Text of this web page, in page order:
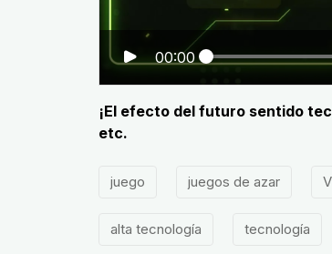
00:00
¡El efecto del futuro sentido
etc.
juego juegos de azar
alta tecnología tecnología